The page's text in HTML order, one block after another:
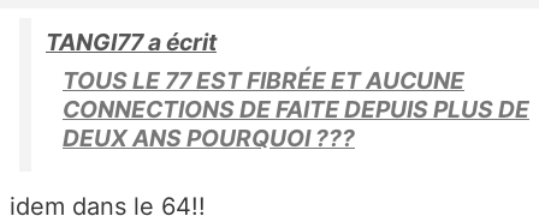
TANGI77 a écrit
TOUS LE 77 EST FIBRÉE ET AUCUNE
CONNECTIONS DE FAITE DEPUIS PLUS DE
DEUX ANS POURQUOI ???
idem dans le 64!!